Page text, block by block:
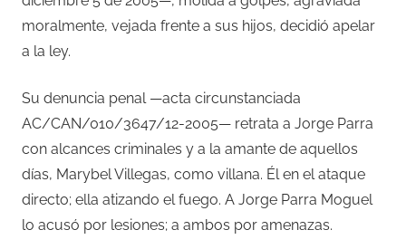
moralmente, vejada frente a sus hijos, decidió apelar
a la ley.
Su denuncia penal —acta circunstanciada
AC/CAN/010/3647/12-2005— retrata a Jorge Parra
con alcances criminales y a la amante de aquellos
días, Marybel Villegas, como villana. Él en el ataque
directo; ella atizando el fuego. A Jorge Parra Moguel
lo acusó por lesiones; a ambos por amenazas.